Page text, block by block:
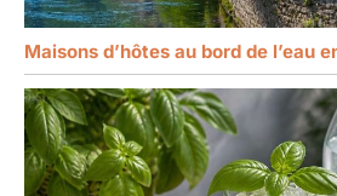
Maisons d’hôtes au bord de l’eau